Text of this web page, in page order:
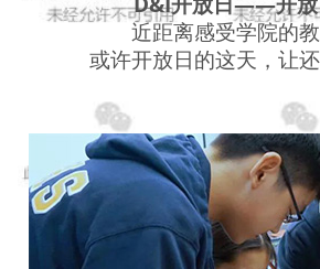
近距离感受学院的
或许开放日的这天，让